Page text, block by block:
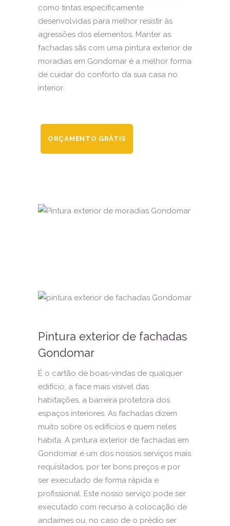
como tintas especificamente
desenvolvidas para melhor resistir às
agressões dos elementos. Manter as
fachadas sãs com uma pintura exterior de
moradias em Gondomar é a melhor forma
de cuidar do conforto da sua casa no
interior.
ORÇAMENTO GRÁTIS
Pintura exterior de fachadas
Gondomar
É o cartão de boas-vindas de qualquer
edifício, a face mais visível das
habitações, a barreira protetora dos
espaços interiores. As fachadas dizem
muito sobre os edifícios e quem neles
habita. A pintura exterior de fachadas em
Gondomar é um dos nossos serviços mais
requisitados, por ter bons preços e por
ser executado de forma rápida e
profissional. Este nosso serviço pode ser
executado com recurso à colocação de
andaimes ou, no caso de o prédio ser